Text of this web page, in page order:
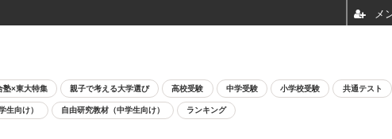
塾×東大特集 親子で考える大学選び 高校受験 中学受験 小学校受験 共通テスト
生向け） 自由研究教材（中学生向け） ランキング